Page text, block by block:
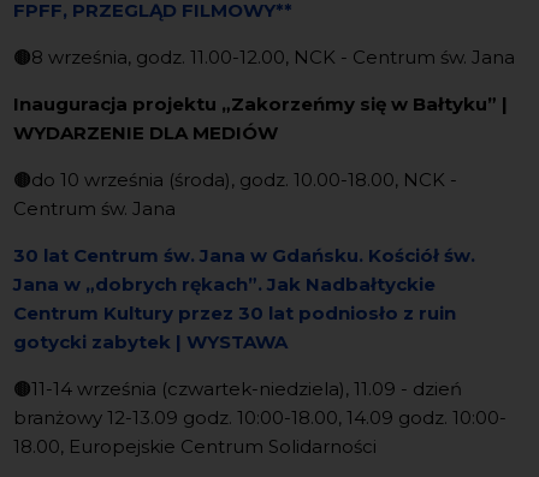
FPFF, PRZEGLĄD FILMOWY**
🟤8 września, godz. 11.00-12.00, NCK - Centrum św. Jana
Inauguracja projektu „Zakorzeńmy się w Bałtyku” |
WYDARZENIE DLA MEDIÓW
🟤do 10 września (środa), godz. 10.00-18.00, NCK -
Centrum św. Jana
30 lat Centrum św. Jana w Gdańsku. Kościół św.
Jana w „dobrych rękach”. Jak Nadbałtyckie
Centrum Kultury przez 30 lat podniosło z ruin
gotycki zabytek | WYSTAWA
🟤11-14 września (czwartek-niedziela), 11.09 - dzień
branżowy 12-13.09 godz. 10:00-18.00, 14.09 godz. 10:00-
18.00, Europejskie Centrum Solidarności